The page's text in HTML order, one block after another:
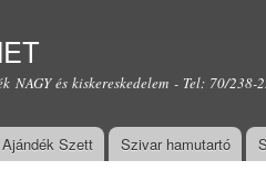
NAGY és kiskereskedelem - Tel: 70/238-
Ajándék Szett Szivar hamutartó